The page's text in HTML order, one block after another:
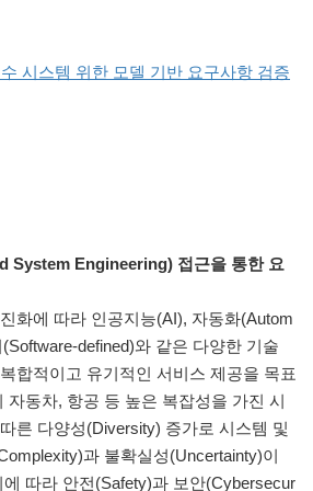
시스템 위한 모델 기반 요구사항 검증
System Engineering) 접근을 통한 요
화에 따라 인공지능(AI), 자동화(Autom
defined)와 같은 다양한 기술
합적이고 유기적인 서비스 제공을 목표
자동차, 항공 등 높은 복잡성을 가진 시
른 다양성(Diversity) 증가로 시스템 및
과 불확실성(Uncertainty)이
따라 안전(Safety)과 보안(Cybersecur